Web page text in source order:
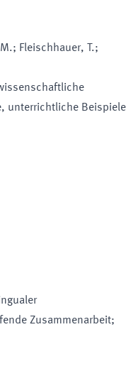
Fleischhauer, T.;
unterrichtliche Beispiele
Zusammenarbeit;